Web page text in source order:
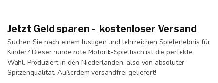
Jetzt Geld sparen - kostenloser Versand
Suchen Sie nach einem lustigen und lehrreichen Spielerlebnis für
Kinder? Dieser runde rote Motorik-Spieltisch ist die perfekte
Wahl. Produziert in den Niederlanden, also von absoluter
Spitzenqualität. Außerdem versandfrei geliefert!